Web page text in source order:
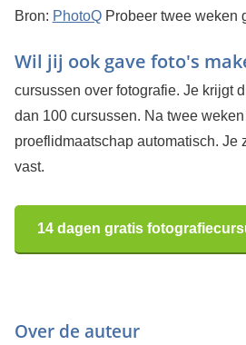
Bron: PhotoQ
Wil jij ook gave foto's
Probeer twee weken
cursussen over fotografie. Je krijgt
dan 100 cursussen. Na twee
proeflidmaatschap automatisch. Je
vast.
14 dagen gratis
Over de auteur